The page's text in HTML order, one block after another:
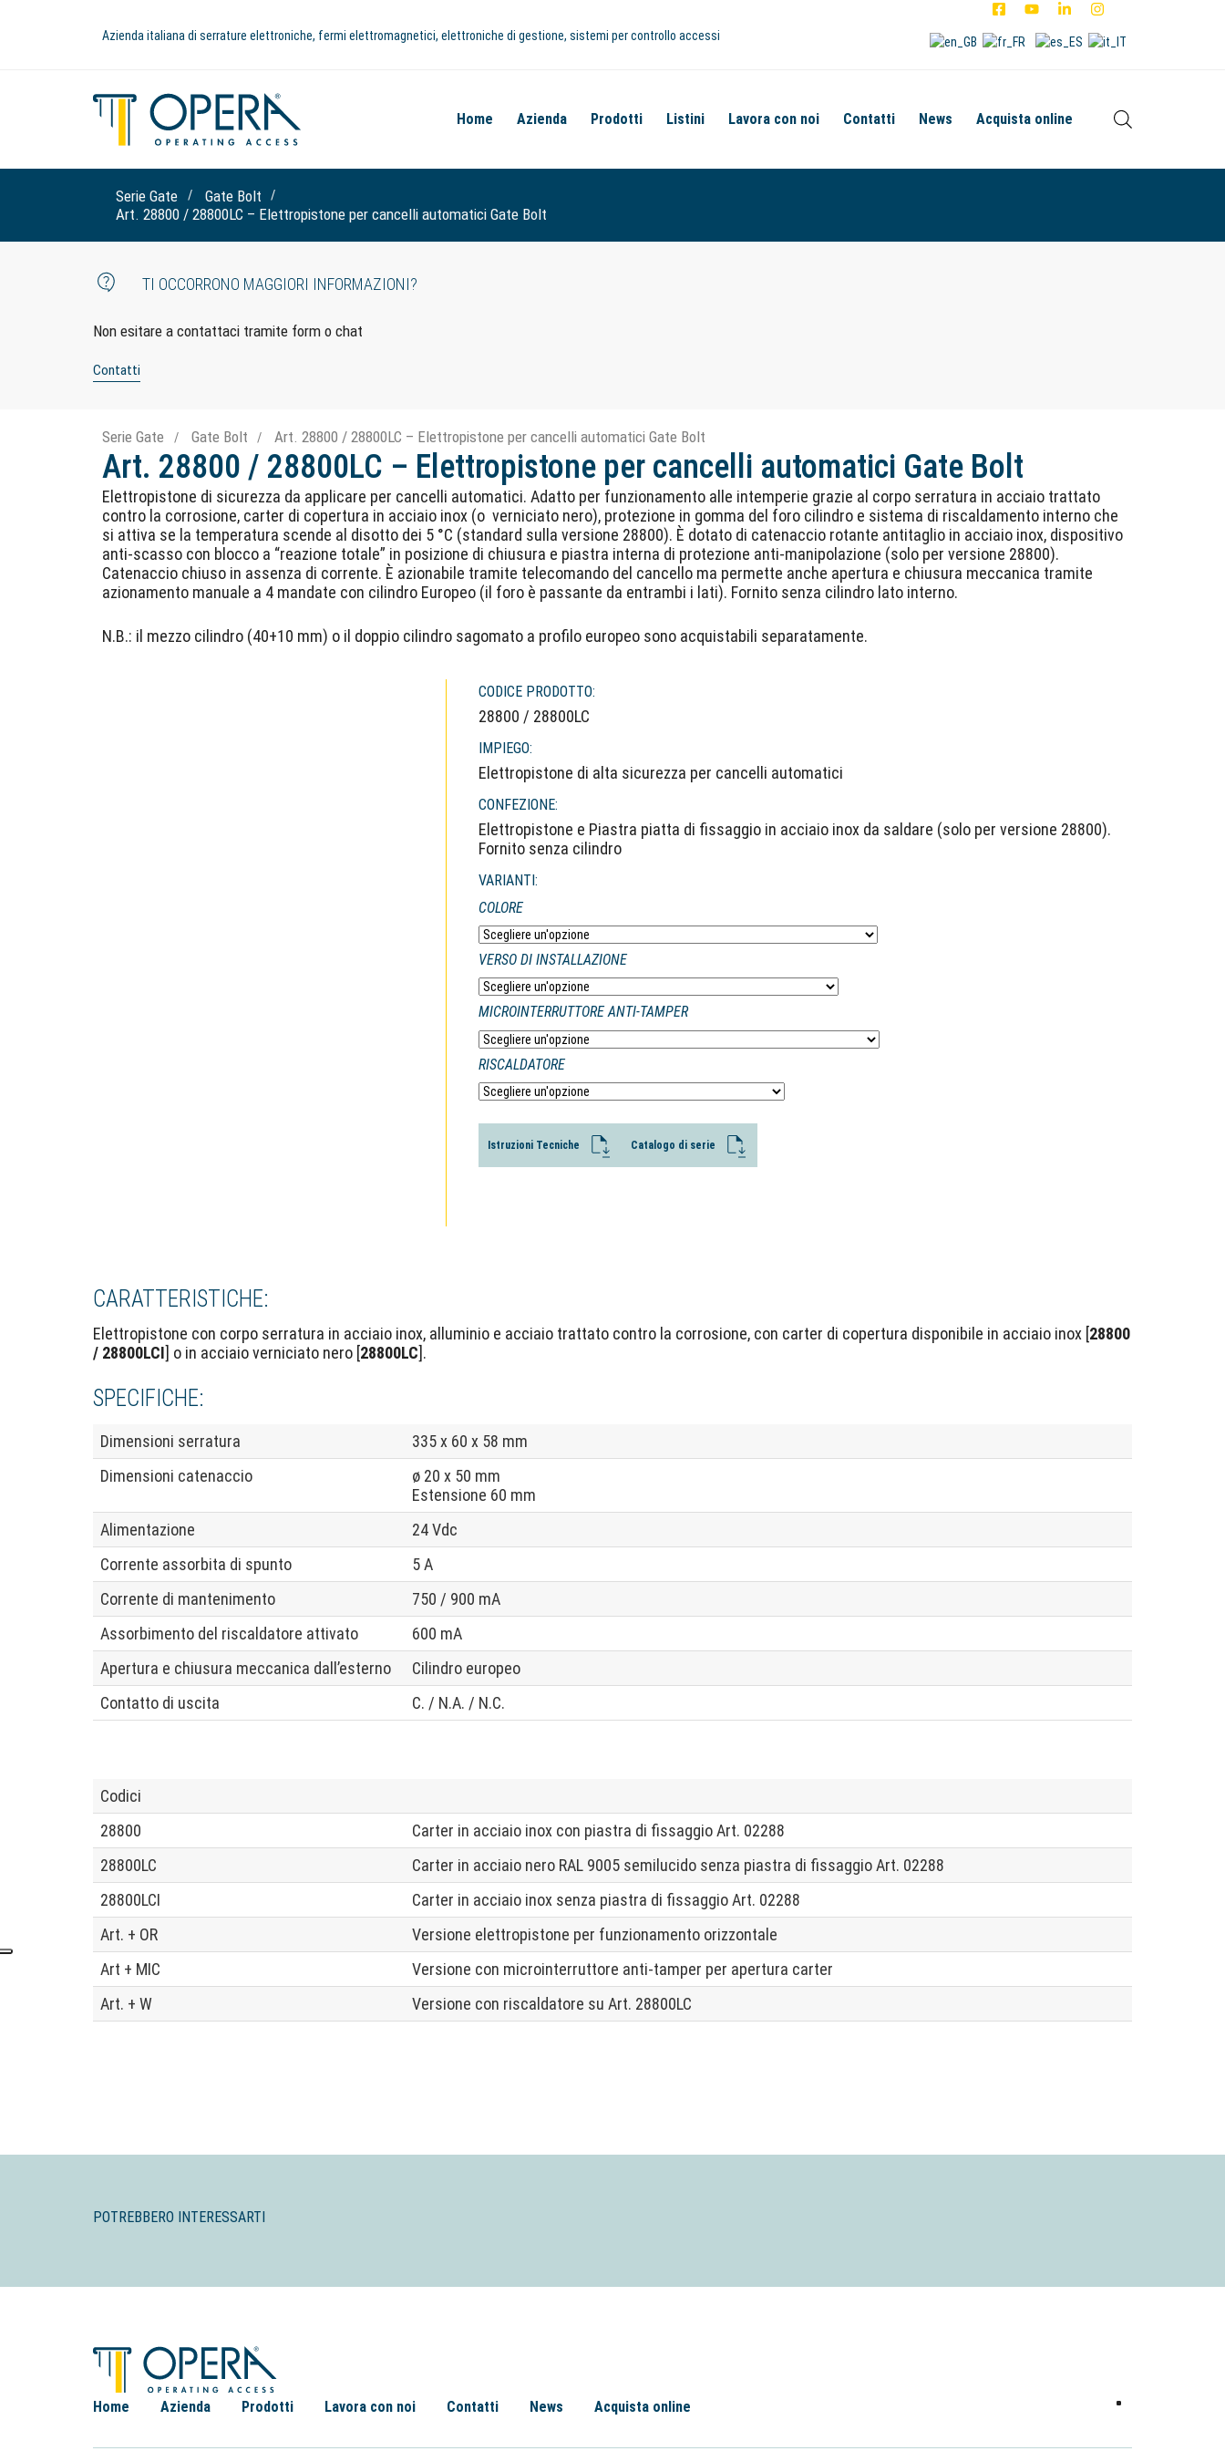
Azienda italiana di serrature elettroniche, fermi elettromagnetici, elettroniche di gestione, sistemi per controllo accessi
Home Azienda Prodotti Listini Lavora con noi Contatti News Acquista online
Serie Gate
Gate Bolt
Art. 28800 / 28800LC – Elettropistone per cancelli automatici Gate Bolt
TI OCCORRONO MAGGIORI INFORMAZIONI?
Non esitare a contattaci tramite form o chat
Contatti
Serie Gate Gate Bolt Art. 28800 / 28800LC – Elettropistone per cancelli automatici Gate Bolt
Art. 28800 / 28800LC – Elettropistone per cancelli automatici Gate Bolt
Elettropistone di sicurezza da applicare per cancelli automatici. Adatto per funzionamento alle intemperie grazie al corpo serratura in acciaio trattato
contro la corrosione, carter di copertura in acciaio inox (o verniciato nero), protezione in gomma del foro cilindro e sistema di riscaldamento interno che
si attiva se la temperatura scende al disotto dei 5 °C (standard sulla versione 28800). È dotato di catenaccio rotante antitaglio in acciaio inox, dispositivo
anti-scasso con blocco a “reazione totale” in posizione di chiusura e piastra interna di protezione anti-manipolazione (solo per versione 28800).
Catenaccio chiuso in assenza di corrente. È azionabile tramite telecomando del cancello ma permette anche apertura e chiusura meccanica tramite
azionamento manuale a 4 mandate con cilindro Europeo (il foro è passante da entrambi i lati). Fornito senza cilindro lato interno.
N.B.: il mezzo cilindro (40+10 mm) o il doppio cilindro sagomato a profilo europeo sono acquistabili separatamente.
CODICE PRODOTTO:
28800 / 28800LC
IMPIEGO:
Elettropistone di alta sicurezza per cancelli automatici
CONFEZIONE:
Elettropistone e Piastra piatta di fissaggio in acciaio inox da saldare (solo per versione 28800).
Fornito senza cilindro
VARIANTI:
COLORE
VERSO DI INSTALLAZIONE
MICROINTERRUTTORE ANTI-TAMPER
RISCALDATORE
Istruzioni Tecniche Catalogo di serie
CARATTERISTICHE:
Elettropistone con corpo serratura in acciaio inox, alluminio e acciaio trattato contro la corrosione, con carter di copertura disponibile in acciaio inox [28800
/ 28800LCI] o in acciaio verniciato nero [28800LC].
SPECIFICHE:
Dimensioni serratura
335 x 60 x 58 mm
Dimensioni catenaccio
ø 20 x 50 mm
Estensione 60 mm
Alimentazione
24 Vdc
Corrente assorbita di spunto
5 A
Corrente di mantenimento
750 / 900 mA
Assorbimento del riscaldatore attivato
600 mA
Apertura e chiusura meccanica dall’esterno
Cilindro europeo
Contatto di uscita
C. / N.A. / N.C.
Codici
28800
Carter in acciaio inox con piastra di fissaggio Art. 02288
28800LC
Carter in acciaio nero RAL 9005 semilucido senza piastra di fissaggio Art. 02288
28800LCI
Carter in acciaio inox senza piastra di fissaggio Art. 02288
Art. + OR
Versione elettropistone per funzionamento orizzontale
Art + MIC
Versione con microinterruttore anti-tamper per apertura carter
Art. + W
Versione con riscaldatore su Art. 28800LC
POTREBBERO INTERESSARTI
Home Azienda Prodotti Lavora con noi Contatti News Acquista online